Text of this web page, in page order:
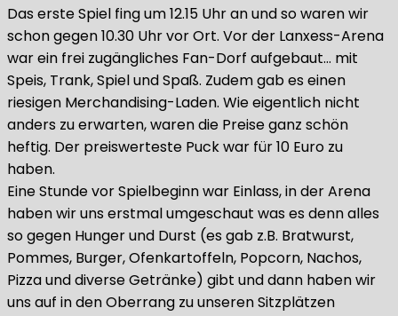
Das erste Spiel fing um 12.15 Uhr an und so waren wir
schon gegen 10.30 Uhr vor Ort. Vor der Lanxess-Arena
war ein frei zugängliches Fan-Dorf aufgebaut… mit
Speis, Trank, Spiel und Spaß. Zudem gab es einen
riesigen Merchandising-Laden. Wie eigentlich nicht
anders zu erwarten, waren die Preise ganz schön
heftig. Der preiswerteste Puck war für 10 Euro zu
haben.
Eine Stunde vor Spielbeginn war Einlass, in der Arena
haben wir uns erstmal umgeschaut was es denn alles
so gegen Hunger und Durst (es gab z.B. Bratwurst,
Pommes, Burger, Ofenkartoffeln, Popcorn, Nachos,
Pizza und diverse Getränke) gibt und dann haben wir
uns auf in den Oberrang zu unseren Sitzplätzen